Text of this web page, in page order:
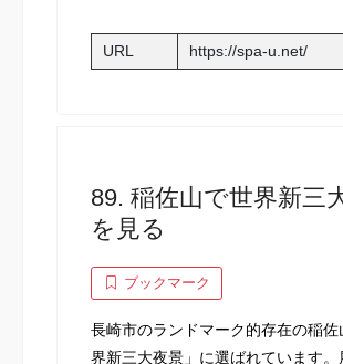
URL https://spa-u.net/
89. 稲佐山で世界新三
を見る
ブックマーク
長崎市のランドマーク的存在の稲佐
界新三大夜景」に選ばれています。